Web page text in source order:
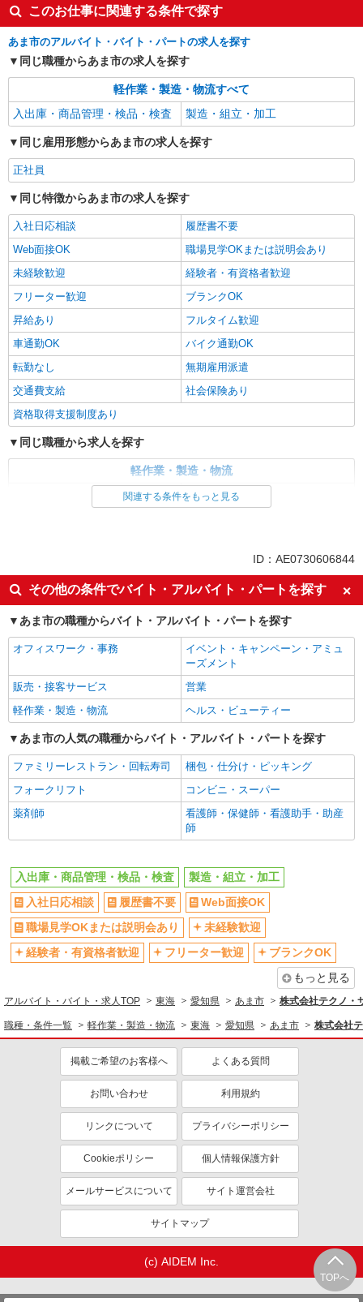
このお仕事に関連する条件で探す
あま市のアルバイト・バイト・パートの求人を探す
同じ職種からあま市の求人を探す
軽作業・製造・物流すべて
入出庫・商品管理・検品・検査
製造・組立・加工
同じ雇用形態からあま市の求人を探す
正社員
同じ特徴からあま市の求人を探す
入社日応相談
履歴書不要
Web面接OK
職場見学OKまたは説明会あり
未経験歓迎
経験者・有資格者歓迎
フリーター歓迎
ブランクOK
昇給あり
フルタイム歓迎
車通勤OK
バイク通勤OK
転勤なし
無期雇用派遣
交通費支給
社会保険あり
資格取得支援制度あり
同じ職種から求人を探す
軽作業・製造・物流
入出庫・商品管理・検品・検査
製造・組立・加工
交通費支給
社会保険あり
関連する条件をもっと見る
ID：AE0730606844
その他の条件でバイト・アルバイト・パートを探す
あま市の職種からバイト・アルバイト・パートを探す
オフィスワーク・事務
イベント・キャンペーン・アミュ
ーズメント
販売・接客サービス
営業
軽作業・製造・物流
ヘルス・ビューティー
あま市の人気の職種からバイト・アルバイト・パートを探す
ファミリーレストラン・回転寿司
梱包・仕分け・ピッキング
フォークリフト
コンビニ・スーパー
薬剤師
看護師・保健師・看護助手・助産
師
TOPへ
入出庫・商品管理・検品・検査
製造・組立・加工
入社日応相談
履歴書不要
Web面接OK
職場見学OKまたは説明会あり
未経験歓迎
経験者・有資格者歓迎
フリーター歓迎
ブランクOK
もっと見る
アルバイト・バイト・求人TOP 東海 愛知県 あま市 株式会社テクノ・
職種・条件一覧 軽作業・製造・物流 東海 愛知県 あま市 株式会社
掲載ご希望のお客様へ よくある質問
お問い合わせ 利用規約
リンクについて プライバシーポリシー
Cookieポリシー 個人情報保護方針
メールサービスについて サイト運営会社
サイトマップ
(c) AIDEM Inc.